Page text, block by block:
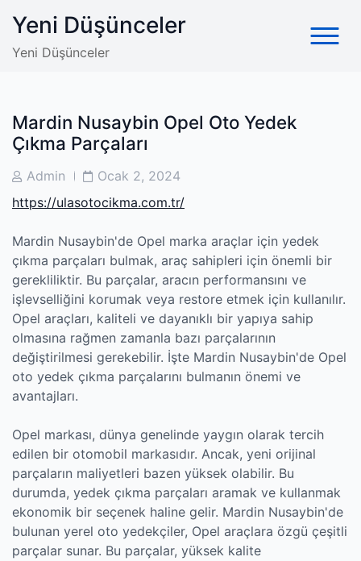
content
Yeni Düşünceler
Yeni Düşünceler
Mardin Nusaybin Opel Oto Yedek
Çıkma Parçaları
PostAdmin
PostOcak 2, 2024
https://ulasotocikma.com.tr/
Mardin Nusaybin'de Opel marka araçlar için yedek
çıkma parçaları bulmak, araç sahipleri için önemli bir
gerekliliktir. Bu parçalar, aracın performansını ve
işlevselliğini korumak veya restore etmek için kullanılır.
Opel araçları, kaliteli ve dayanıklı bir yapıya sahip
olmasına rağmen zamanla bazı parçalarının
değiştirilmesi gerekebilir. İşte Mardin Nusaybin'de Opel
oto yedek çıkma parçalarını bulmanın önemi ve
avantajları.
Opel markası, dünya genelinde yaygın olarak tercih
edilen bir otomobil markasıdır. Ancak, yeni orijinal
parçaların maliyetleri bazen yüksek olabilir. Bu
durumda, yedek çıkma parçaları aramak ve kullanmak
ekonomik bir seçenek haline gelir. Mardin Nusaybin'de
bulunan yerel oto yedekçiler, Opel araçlara özgü çeşitli
parçalar sunar. Bu parçalar, yüksek kalite